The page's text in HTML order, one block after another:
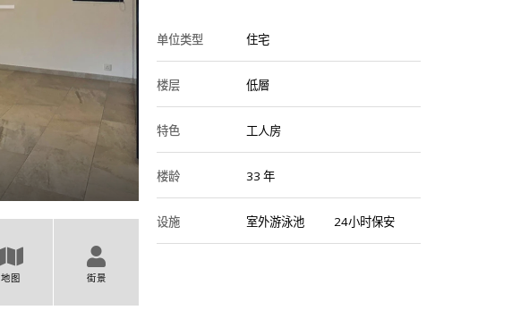
地图 街景
单位类型 住宅
楼层 低層
特色 工人房
楼龄 33 年
设施 室外游泳池 24小时保安